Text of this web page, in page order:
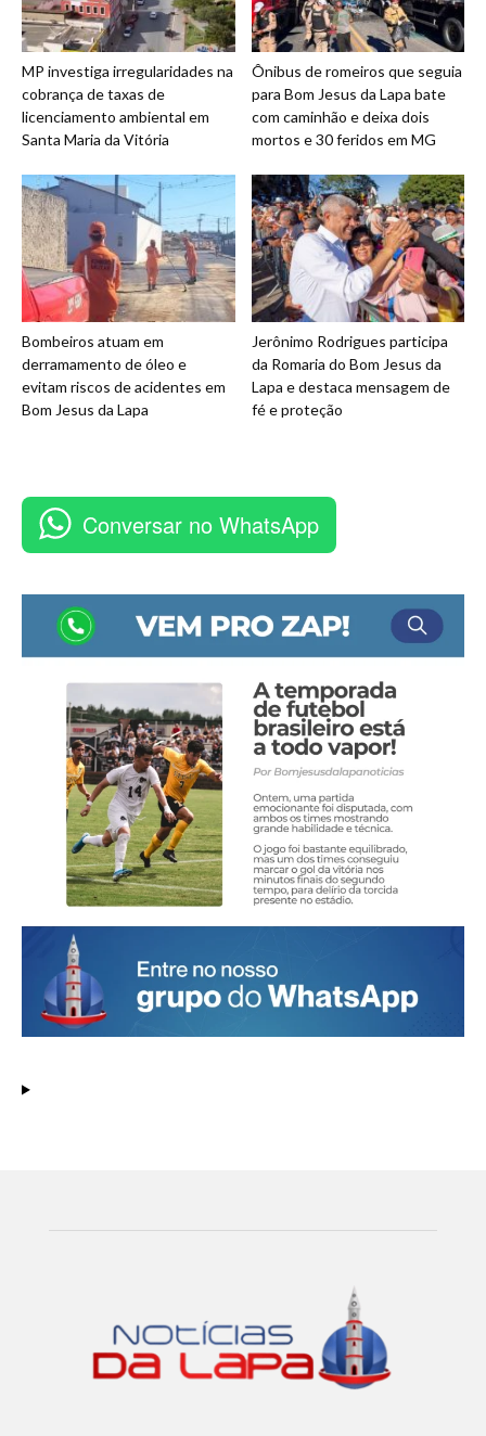
MP investiga irregularidades na
cobrança de taxas de
licenciamento ambiental em
Santa Maria da Vitória
Ônibus de romeiros que seguia
para Bom Jesus da Lapa bate
com caminhão e deixa dois
mortos e 30 feridos em MG
Bombeiros atuam em
derramamento de óleo e
evitam riscos de acidentes em
Bom Jesus da Lapa
Jerônimo Rodrigues participa
da Romaria do Bom Jesus da
Lapa e destaca mensagem de
fé e proteção
Conversar no WhatsApp